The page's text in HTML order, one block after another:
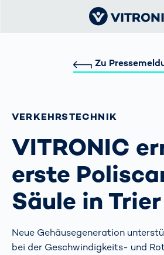
Zu
VERKEHRS­TECHNIK
VITRONIC
erste
Säule in Trier
Neue Gehäusegeneration
bei der Geschwindigkeits- und